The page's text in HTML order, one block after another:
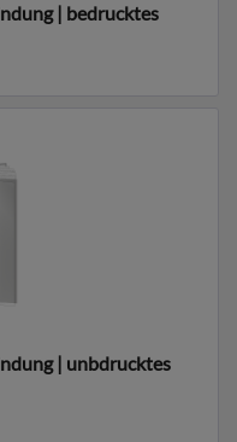
| bedrucktes
| unbdrucktes